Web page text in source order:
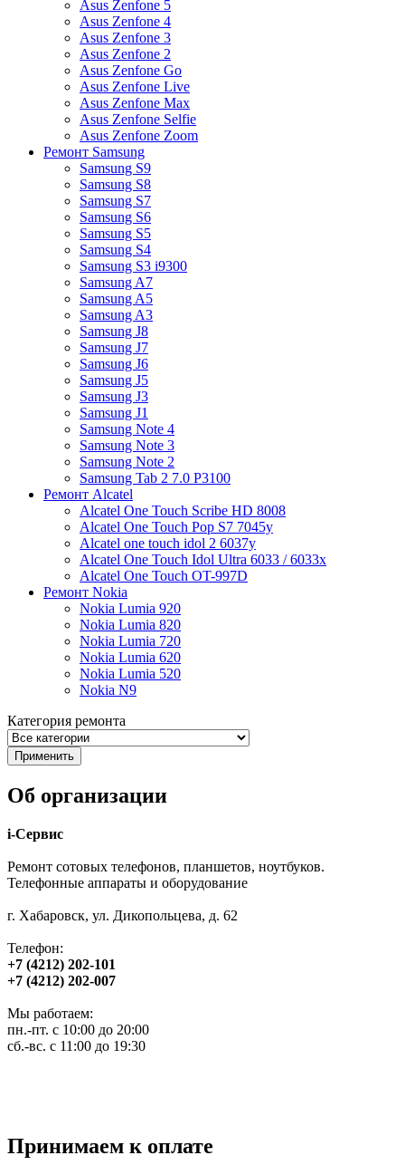
Asus Zenfone 5
Asus Zenfone 4
Asus Zenfone 3
Asus Zenfone 2
Asus Zenfone Go
Asus Zenfone Live
Asus Zenfone Max
Asus Zenfone Selfie
Asus Zenfone Zoom
Ремонт Samsung
Samsung S9
Samsung S8
Samsung S7
Samsung S6
Samsung S5
Samsung S4
Samsung S3 i9300
Samsung A7
Samsung A5
Samsung A3
Samsung J8
Samsung J7
Samsung J6
Samsung J5
Samsung J3
Samsung J1
Samsung Note 4
Samsung Note 3
Samsung Note 2
Samsung Tab 2 7.0 P3100
Ремонт Alcatel
Alcatel One Touch Scribe HD 8008
Alcatel One Touch Pop S7 7045y
Alcatel one touch idol 2 6037y
Alcatel One Touch Idol Ultra 6033 / 6033x
Alcatel One Touch OT-997D
Ремонт Nokia
Nokia Lumia 920
Nokia Lumia 820
Nokia Lumia 720
Nokia Lumia 620
Nokia Lumia 520
Nokia N9
Категория ремонта
Об организации
i-Сервис
Ремонт сотовых телефонов, планшетов, ноутбуков.
Телефонные аппараты и оборудование
г. Хабаровск, ул. Дикопольцева, д. 62
Телефон:
+7 (4212) 202-101
+7 (4212) 202-007
Мы работаем:
пн.-пт. с 10:00 до 20:00
сб.-вс. с 11:00 до 19:30
Принимаем к оплате